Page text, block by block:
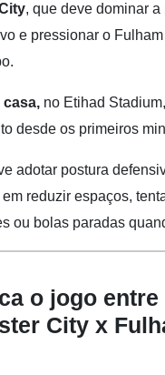
, que deve dominar
e pressionar o
no Etihad
desde os primeiros
adotar postura
reduzir espaços,
ou bolas paradas
o jogo entre
City x